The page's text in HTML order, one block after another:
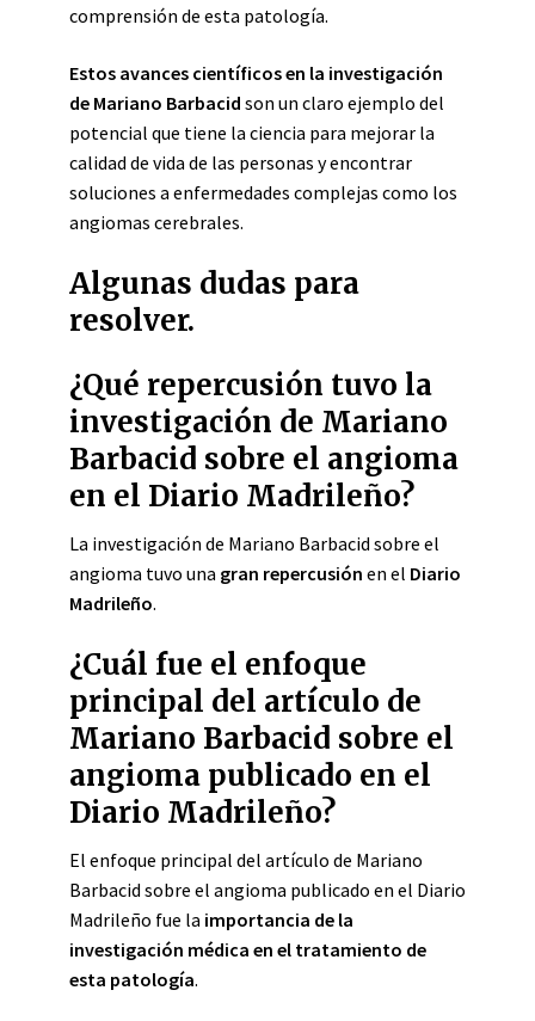
comprensión de esta patología.
Estos avances científicos en la investigación
de Mariano Barbacid son un claro ejemplo del
potencial que tiene la ciencia para mejorar la
calidad de vida de las personas y encontrar
soluciones a enfermedades complejas como los
angiomas cerebrales.
Algunas dudas para
resolver.
¿Qué repercusión tuvo la
investigación de Mariano
Barbacid sobre el angioma
en el Diario Madrileño?
La investigación de Mariano Barbacid sobre el
angioma tuvo una gran repercusión en el Diario
Madrileño.
¿Cuál fue el enfoque
principal del artículo de
Mariano Barbacid sobre el
angioma publicado en el
Diario Madrileño?
El enfoque principal del artículo de Mariano
Barbacid sobre el angioma publicado en el Diario
Madrileño fue la importancia de la
investigación médica en el tratamiento de
esta patología.